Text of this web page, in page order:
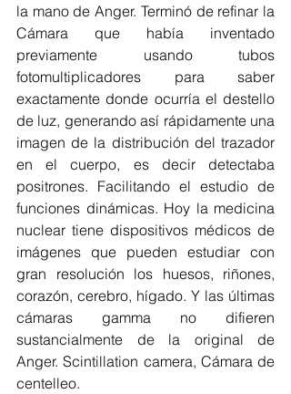
la mano de Anger. Terminó de refinar la
Cámara que había inventado
previamente usando tubos
fotomultiplicadores para saber
exactamente donde ocurría el destello
de luz, generando así rápidamente una
imagen de la distribución del trazador
en el cuerpo, es decir detectaba
positrones. Facilitando el estudio de
funciones dinámicas. Hoy la medicina
nuclear tiene dispositivos médicos de
imágenes que pueden estudiar con
gran resolución los huesos, riñones,
corazón, cerebro, hígado. Y las últimas
cámaras gamma no difieren
sustancialmente de la original de
Anger. Scintillation camera, Cámara de
centelleo.